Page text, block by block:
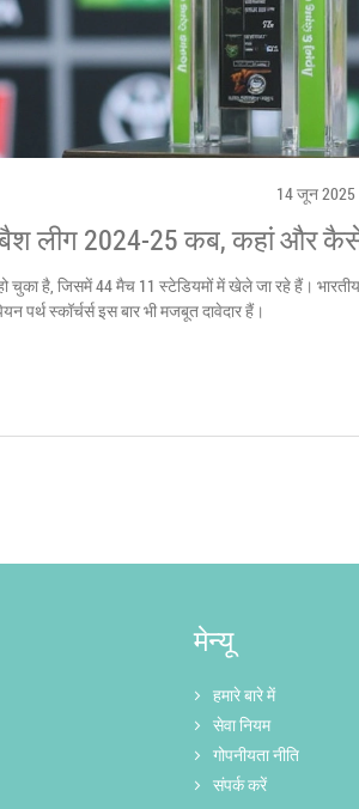
14 जून 2025
बैश लीग 2024-25 कब, कहां और
चुका है, जिसमें 44 मैच 11 स्टेडियमों में खेले जा रहे हैं।
स्कॉर्चर्स इस बार भी मजबूत दावेदार हैं।
मेन्यू
हमारे बारे में
सेवा नियम
गोपनीयता नीति
संपर्क करें